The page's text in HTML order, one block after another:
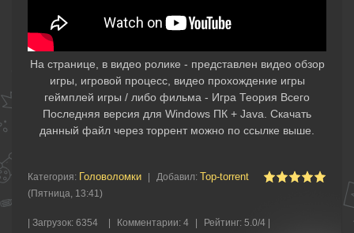
На странице, в видео ролике - представлен видео обзор
игры, игровой процесс, видео прохождение игры
геймплей игры / либо фильма - Игра Теория Всего
Последняя версия для Windows ПК + Java. Скачать
данный файл через торрент можно по ссылке выше.
Категория: Головоломки‎ Добавил: Top-torrent
(Пятница, 13:41)
Загрузок: 6354 Комментарии: 4 Рейтинг: 5.0/4 |